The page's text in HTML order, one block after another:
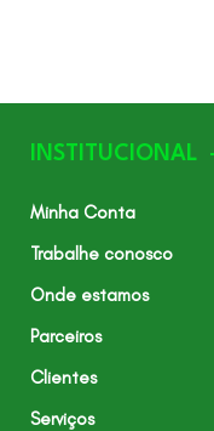
INSTITUCIONAL
Minha Conta
Trabalhe conosco
Onde estamos
Parceiros
Clientes
Serviços